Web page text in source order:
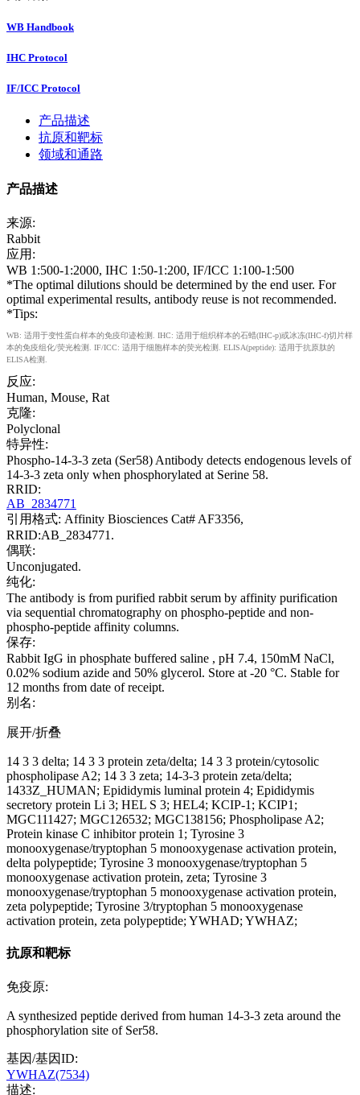
WB Handbook
IHC Protocol
IF/ICC Protocol
产品描述
抗原和靶标
领域和通路
产品描述
来源:
Rabbit
应用:
WB 1:500-1:2000, IHC 1:50-1:200, IF/ICC 1:100-1:500
*The optimal dilutions should be determined by the end user. For
optimal experimental results, antibody reuse is not recommended.
*Tips:
WB: 适用于变性蛋白样本的免疫印迹检测. IHC: 适用于组织样本的石蜡(IHC-p)或冰冻(IHC-f)切片样
本的免疫组化/荧光检测. IF/ICC: 适用于细胞样本的荧光检测. ELISA(peptide): 适用于抗原肽的
ELISA检测.
反应:
Human, Mouse, Rat
克隆:
Polyclonal
特异性:
Phospho-14-3-3 zeta (Ser58) Antibody detects endogenous levels of
14-3-3 zeta only when phosphorylated at Serine 58.
RRID:
AB_2834771
引用格式: Affinity Biosciences Cat# AF3356,
RRID:AB_2834771.
偶联:
Unconjugated.
纯化:
The antibody is from purified rabbit serum by affinity purification
via sequential chromatography on phospho-peptide and non-
phospho-peptide affinity columns.
保存:
Rabbit IgG in phosphate buffered saline , pH 7.4, 150mM NaCl,
0.02% sodium azide and 50% glycerol. Store at -20 °C. Stable for
12 months from date of receipt.
别名:
展开/折叠
14 3 3 delta; 14 3 3 protein zeta/delta; 14 3 3 protein/cytosolic
phospholipase A2; 14 3 3 zeta; 14-3-3 protein zeta/delta;
1433Z_HUMAN; Epididymis luminal protein 4; Epididymis
secretory protein Li 3; HEL S 3; HEL4; KCIP-1; KCIP1;
MGC111427; MGC126532; MGC138156; Phospholipase A2;
Protein kinase C inhibitor protein 1; Tyrosine 3
monooxygenase/tryptophan 5 monooxygenase activation protein,
delta polypeptide; Tyrosine 3 monooxygenase/tryptophan 5
monooxygenase activation protein, zeta; Tyrosine 3
monooxygenase/tryptophan 5 monooxygenase activation protein,
zeta polypeptide; Tyrosine 3/tryptophan 5 monooxygenase
activation protein, zeta polypeptide; YWHAD; YWHAZ;
抗原和靶标
免疫原:
A synthesized peptide derived from human 14-3-3 zeta around the
phosphorylation site of Ser58.
基因/基因ID:
YWHAZ(7534)
描述: